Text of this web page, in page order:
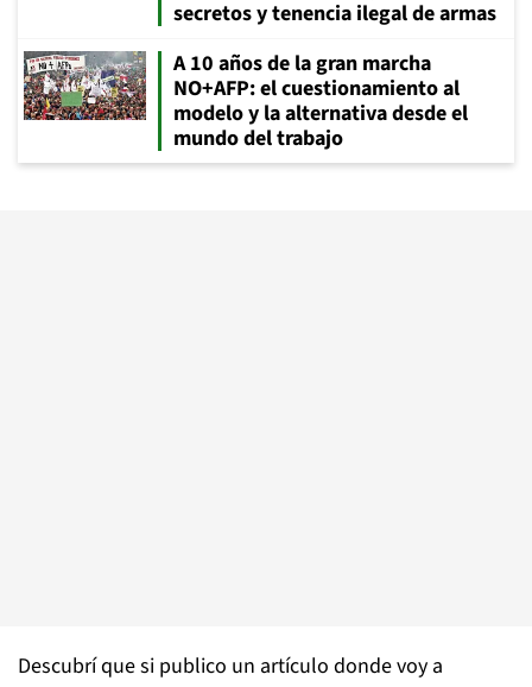
secretos y tenencia ilegal de armas
A 10 años de la gran marcha
NO+AFP: el cuestionamiento al
modelo y la alternativa desde el
mundo del trabajo
Descubrí que si publico un artículo donde voy a